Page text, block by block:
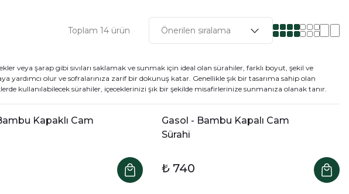
Toplam 14 ürün
veya şarap gibi sıvıları saklamak ve sunmak için ideal olan sürahiler, farklı boyut, şekil ve
olur ve sofralarınıza zarif bir dokunuş katar. Genellikle şık bir tasarıma sahip olan
kullanılabilecek sürahiler, içeceklerinizi şık bir şekilde misafirlerinize sunmanıza olanak tanır.
Kapaklı Cam
Gasol - Bambu Kapalı Cam
Sürahi
₺ 740